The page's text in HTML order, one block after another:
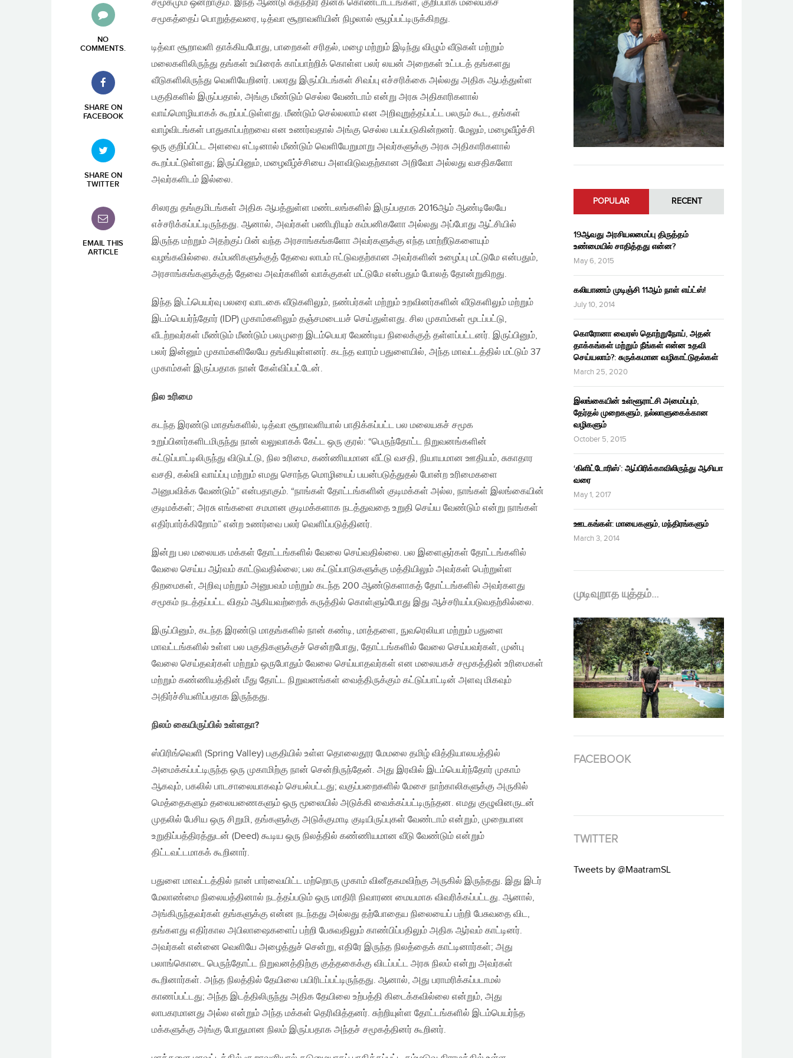
NO
COMMENTS.
SHARE ON
FACEBOOK
SHARE ON
TWITTER
EMAIL THIS
ARTICLE
சமூகமும் ஒன்றாகும். இந்த ஆண்டு சுதந்திர தினக் கொண்டாட்டங்கள், குறிப்பாக மலையகச்
சமூகத்தைப் பொறுத்தவரை, டித்வா சூறாவளியின் நிழலால் சூழப்பட்டிருக்கிறது.
டித்வா சூறாவளி தாக்கியபோது, பாறைகள் சரிதல், மழை மற்றும் இடிந்து விழும் வீடுகள் மற்றும்
மலைகளிலிருந்து தங்கள் உயிரைக் காப்பாற்றிக் கொள்ள பலர் லயன் அறைகள் உட்படத் தங்களது
வீடுகளிலிருந்து வெளியேறினர். பலரது இருப்பிடங்கள் சிவப்பு எச்சரிக்கை அல்லது அதிக ஆபத்துள்ள
பகுதிகளில் இருப்பதால், அங்கு மீண்டும் செல்ல வேண்டாம் என்று அரசு அதிகாரிகளால்
வாய்மொழியாகக் கூறப்பட்டுள்ளது. மீண்டும் செல்லலாம் என அறிவுறுத்தப்பட்ட பலரும் கூட, தங்கள்
வாழ்விடங்கள் பாதுகாப்பற்றவை என உணர்வதால் அங்கு செல்ல பயப்படுகின்றனர். மேலும், மழைவீழ்ச்சி
ஒரு குறிப்பிட்ட அளவை எட்டினால் மீண்டும் வெளியேறுமாறு அவர்களுக்கு அரசு அதிகாரிகளால்
கூறப்பட்டுள்ளது; இருப்பினும், மழைவீழ்ச்சியை அளவிடுவதற்கான அறிவோ அல்லது வசதிகளோ
அவர்களிடம் இல்லை.
சிலரது தங்குமிடங்கள் அதிக ஆபத்துள்ள மண்டலங்களில் இருப்பதாக 2016ஆம் ஆண்டிலேயே
எச்சரிக்கப்பட்டிருந்தது. ஆனால், அவர்கள் பணிபுரியும் கம்பனிகளோ அல்லது அப்போது ஆட்சியில்
இருந்த மற்றும் அதற்குப் பின் வந்த அரசாங்கங்களோ அவர்களுக்கு எந்த மாற்றீடுகளையும்
வழங்கவில்லை. கம்பனிகளுக்குத் தேவை லாபம் ஈட்டுவதற்கான அவர்களின் உழைப்பு மட்டுமே என்பதும்,
அரசாங்கங்களுக்குத் தேவை அவர்களின் வாக்குகள் மட்டுமே என்பதும் போலத் தோன்றுகிறது.
இந்த இடப்பெயர்வு பலரை வாடகை வீடுகளிலும், நண்பர்கள் மற்றும் உறவினர்களின் வீடுகளிலும் மற்றும்
இடம்பெயர்ந்தோர் (IDP) முகாம்களிலும் தஞ்சமடையச் செய்துள்ளது. சில முகாம்கள் மூடப்பட்டு,
வீடற்றவர்கள் மீண்டும் மீண்டும் பலமுறை இடம்பெயர வேண்டிய நிலைக்குத் தள்ளப்பட்டனர். இருப்பினும்,
பலர் இன்னும் முகாம்களிலேயே தங்கியுள்ளனர். கடந்த வாரம் பதுளையில், அந்த மாவட்டத்தில் மட்டும் 37
முகாம்கள் இருப்பதாக நான் கேள்விப்பட்டேன்.
நில உரிமை
கடந்த இரண்டு மாதங்களில், டித்வா சூறாவளியால் பாதிக்கப்பட்ட பல மலையகச் சமூக
உறுப்பினர்களிடமிருந்து நான் வலுவாகக் கேட்ட ஒரு குரல்: “பெருந்தோட்ட நிறுவனங்களின்
கட்டுப்பாட்டிலிருந்து விடுபட்டு, நில உரிமை, கண்ணியமான வீட்டு வசதி, நியாயமான ஊதியம், சுகாதார
வசதி, கல்வி வாய்ப்பு மற்றும் எமது சொந்த மொழியைப் பயன்படுத்துதல் போன்ற உரிமைகளை
அனுபவிக்க வேண்டும்” என்பதாகும். “நாங்கள் தோட்டங்களின் குடிமக்கள் அல்ல, நாங்கள் இலங்கையின்
குடிமக்கள்; அரசு எங்களை சமமான குடிமக்களாக நடத்துவதை உறுதி செய்ய வேண்டும் என்று நாங்கள்
எதிர்பார்க்கிறோம்” என்ற உணர்வை பலர் வெளிப்படுத்தினர்.
இன்று பல மலையக மக்கள் தோட்டங்களில் வேலை செய்வதில்லை. பல இளைஞர்கள் தோட்டங்களில்
வேலை செய்ய ஆர்வம் காட்டுவதில்லை; பல கட்டுப்பாடுகளுக்கு மத்தியிலும் அவர்கள் பெற்றுள்ள
திறமைகள், அறிவு மற்றும் அனுபவம் மற்றும் கடந்த 200 ஆண்டுகளாகத் தோட்டங்களில் அவர்களது
சமூகம் நடத்தப்பட்ட விதம் ஆகியவற்றைக் கருத்தில் கொள்ளும்போது இது ஆச்சரியப்படுவதற்கில்லை.
இருப்பினும், கடந்த இரண்டு மாதங்களில் நான் கண்டி, மாத்தளை, நுவரெலியா மற்றும் பதுளை
மாவட்டங்களில் உள்ள பல பகுதிகளுக்குச் சென்றபோது, தோட்டங்களில் வேலை செய்பவர்கள், முன்பு
வேலை செய்தவர்கள் மற்றும் ஒருபோதும் வேலை செய்யாதவர்கள் என மலையகச் சமூகத்தின் உரிமைகள்
மற்றும் கண்ணியத்தின் மீது தோட்ட நிறுவனங்கள் வைத்திருக்கும் கட்டுப்பாட்டின் அளவு மிகவும்
அதிர்ச்சியளிப்பதாக இருந்தது.
நிலம் கையிருப்பில் உள்ளதா?
ஸ்பிரிங்வெளி (Spring Valley) பகுதியில் உள்ள தொலைதூர மேமலை தமிழ் வித்தியாலயத்தில்
அமைக்கப்பட்டிருந்த ஒரு முகாமிற்கு நான் சென்றிருந்தேன். அது இரவில் இடம்பெயர்ந்தோர் முகாம்
ஆகவும், பகலில் பாடசாலையாகவும் செயல்பட்டது; வகுப்பறைகளில் மேசை நாற்காலிகளுக்கு அருகில்
மெத்தைகளும் தலையணைகளும் ஒரு மூலையில் அடுக்கி வைக்கப்பட்டிருந்தன. எமது குழுவினருடன்
முதலில் பேசிய ஒரு சிறுமி, தங்களுக்கு அடுக்குமாடி குடியிருப்புகள் வேண்டாம் என்றும், முறையான
உறுதிப்பத்திரத்துடன் (Deed) கூடிய ஒரு நிலத்தில் கண்ணியமான வீடு வேண்டும் என்றும்
திட்டவட்டமாகக் கூறினார்.
பதுளை மாவட்டத்தில் நான் பார்வையிட்ட மற்றொரு முகாம் வினீதகமவிற்கு அருகில் இருந்தது. இது இடர்
மேலாண்மை நிலையத்தினால் நடத்தப்படும் ஒரு மாதிரி நிவாரண மையமாக விவரிக்கப்பட்டது. ஆனால்,
அங்கிருந்தவர்கள் தங்களுக்கு என்ன நடந்தது அல்லது தற்போதைய நிலையைப் பற்றி பேசுவதை விட,
தங்களது எதிர்கால அபிலாஷைகளைப் பற்றி பேசுவதிலும் காண்பிப்பதிலும் அதிக ஆர்வம் காட்டினர்.
அவர்கள் என்னை வெளியே அழைத்துச் சென்று, எதிரே இருந்த நிலத்தைக் காட்டினார்கள்; அது
பலாங்கொடை பெருந்தோட்ட நிறுவனத்திற்கு குத்தகைக்கு விடப்பட்ட அரசு நிலம் என்று அவர்கள்
கூறினார்கள். அந்த நிலத்தில் தேயிலை பயிரிடப்பட்டிருந்தது. ஆனால், அது பராமரிக்கப்படாமல்
காணப்பட்டது; அந்த இடத்திலிருந்து அதிக தேயிலை உற்பத்தி கிடைக்கவில்லை என்றும், அது
லாபகரமானது அல்ல என்றும் அந்த மக்கள் தெரிவித்தனர். சுற்றியுள்ள தோட்டங்களில் இடம்பெயர்ந்த
மக்களுக்கு அங்கு போதுமான நிலம் இருப்பதாக அந்தச் சமூகத்தினர் கூறினர்.
POPULAR RECENT
19ஆவது அரசியலமைப்பு திருத்தம்
உண்மையில் சாதித்தது என்ன?
May 6, 2015
கலியாணம் முடிஞ்சி 11ஆம் நாள் எய்ட்ஸ்!
July 10, 2014
கொரோனா வைரஸ் தொற்றுநோய், அதன்
தாக்கங்கள் மற்றும் நீங்கள் என்ன உதவி
செய்யலாம்?: சுருக்கமான வழிகாட்டுதல்கள்
March 25, 2020
இலங்கையின் உள்ளூராட்சி அமைப்பும்,
தேர்தல் முறைகளும், நல்லாளுகைக்கான
வழிகளும்
October 5, 2015
‘கிளிட்டோரிஸ்’: ஆப்பிரிக்காவிலிருந்து ஆசியா
வரை
May 1, 2017
ஊடகங்கள்: மாயைகளும், மந்திரங்களும்
March 3, 2014
முடிவுறாத யுத்தம்…
FACEBOOK
TWITTER
Tweets by @MaatramSL